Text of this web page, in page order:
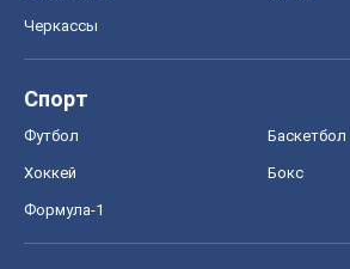
Черкассы
Спорт
Футбол Баскетбол
Хоккей Бокс
Формула-1